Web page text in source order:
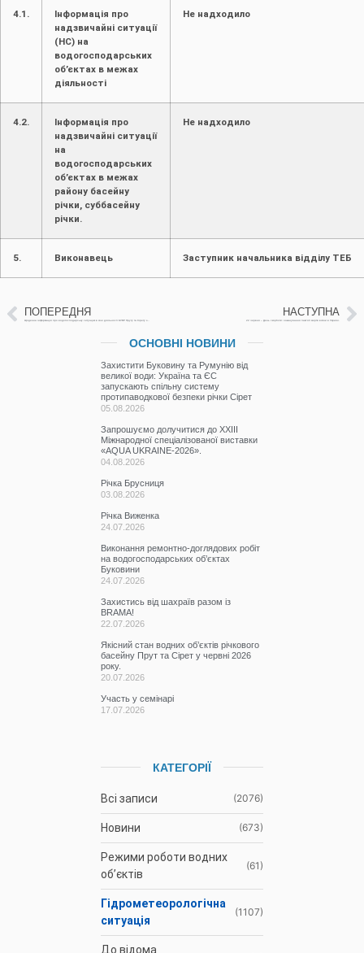
4.1.
Інформація про
надзвичайні ситуації
(НС) на
водогосподарських
об’єктах в межах
діяльності
Не надходило
4.2.
Інформація про
надзвичайні ситуації
на
водогосподарських
об’єктах в межах
району басейну
річки, суббасейну
річки.
Не надходило
5. Виконавець Заступник начальника відділу
ПОПЕРЕДНЯ
Щоденна інформація про водогосподарську ситуацію в зоні діяльності БУВР Пруту та Сірету за 19 червня 2026 р. (включає щоденну та оперативну інформацію)
НАСТУПНА
22 червня – День скорботи і вшанування пам’яті жертв війни в Україні.
ОСНОВНІ НОВИНИ
Захистити Буковину та Румунію від
великої води: Україна та ЄС
запускають спільну систему
протипаводкової безпеки річки Сірет
05.08.2026
Запрошуємо долучитися до ХХІІІ
Міжнародної спеціалізованої виставки
«AQUA UKRAINE-2026».
04.08.2026
Річка Брусниця
03.08.2026
Річка Виженка
24.07.2026
Виконання ремонтно-доглядових робіт
на водогосподарських об’єктах
Буковини
24.07.2026
Захистись від шахраїв разом із
BRAMA!
22.07.2026
Якісний стан водних об’єктів річкового
басейну Прут та Сірет у червні 2026
року.
20.07.2026
Участь у семінарі
17.07.2026
КАТЕГОРІЇ
Всі записи (2076)
Новини (673)
Режими роботи водних
об’єктів
(61)
Гідрометеорологічна
ситуація
(1107)
До відома